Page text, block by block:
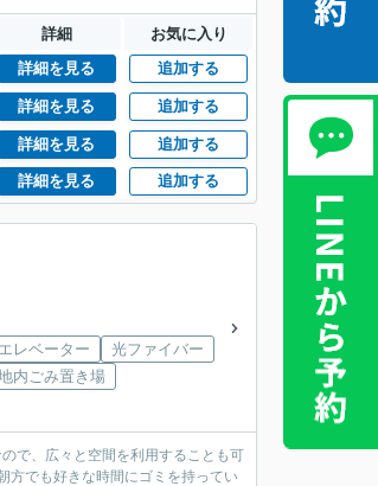
詳細 お気に入り
詳細を見る 追加する
詳細を見る 追加する
詳細を見る 追加する
詳細を見る 追加する
エレベーター
光ファイバー
内ごみ置き場
で、広々と空間を利用することも可
方でも好きな時間にゴミを持ってい